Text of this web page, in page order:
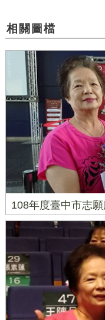
相關圖檔
108年度臺中市志